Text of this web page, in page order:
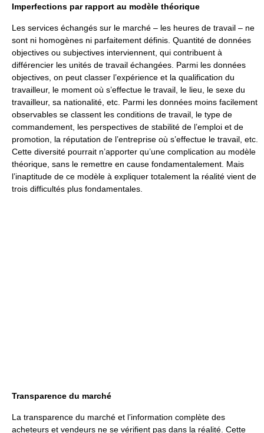
Imperfections par rapport au modèle théorique
Les services échangés sur le marché – les heures de travail – ne
sont ni homogènes ni parfaitement définis. Quantité de données
objectives ou subjectives interviennent, qui contribuent à
différencier les unités de travail échangées. Parmi les données
objectives, on peut classer l’expérience et la qualification du
travailleur, le moment où s’effectue le travail, le lieu, le sexe du
travailleur, sa nationalité, etc. Parmi les données moins facilement
observables se classent les conditions de travail, le type de
commandement, les perspectives de stabilité de l’emploi et de
promotion, la réputation de l’entreprise où s’effectue le travail, etc.
Cette diversité pourrait n’apporter qu’une complication au modèle
théorique, sans le remettre en cause fondamentalement. Mais
l’inaptitude de ce modèle à expliquer totalement la réalité vient de
trois difficultés plus fondamentales.
Transparence du marché
La transparence du marché et l’information complète des
acheteurs et vendeurs ne se vérifient pas dans la réalité. Cette